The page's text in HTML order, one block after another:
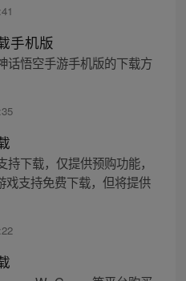
手机版
话悟空手游手机版的下载方
下载，仅提供预购功能，
支持免费下载，但将提供